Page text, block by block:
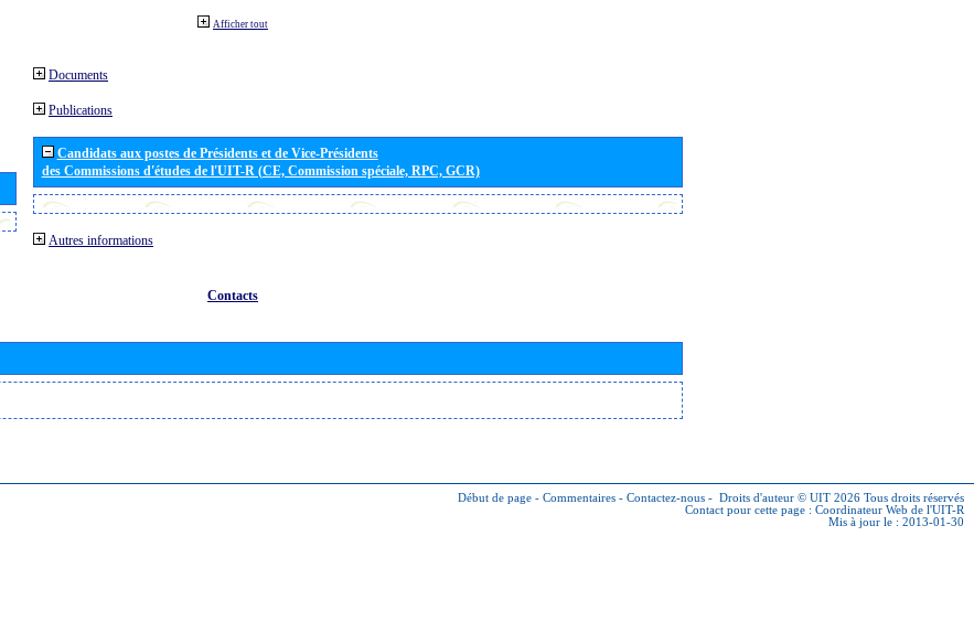
Afficher tout
Documents
Publications
Candidats aux postes de Présidents et de Vice-Présidents
des Commissions d'études de l'UIT-R (CE, Commission spéciale, RPC, GCR)
Autres informations
Contacts
Début de page - Commentaires - Contactez-nous - Droits d'auteur © UIT 2026 Tous droits réservés
Contact pour cette page : Coordinateur Web de l'UIT-R
Mis à jour le : 2013-01-30